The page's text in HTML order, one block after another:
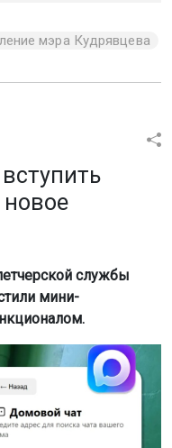
службы
Фото: пресс-служба СГК